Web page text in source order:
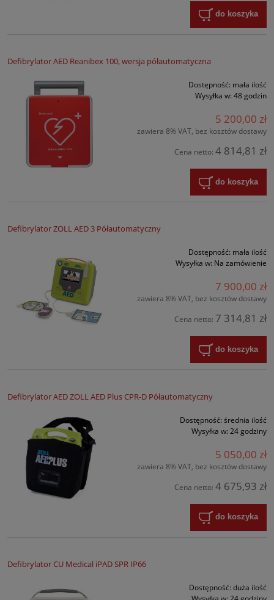
do koszyka
Defibrylator AED Reanibex 100, wersja półautomatyczna
Dostępność: mała ilość
Wysyłka w: 48 godzin
5 200,00 zł
zawiera 8% VAT, bez kosztów dostawy
Cena netto: 4 814,81 zł
do koszyka
Defibrylator ZOLL AED 3 Półautomatyczny
Dostępność: mała ilość
Wysyłka w: Na zamówienie
7 900,00 zł
zawiera 8% VAT, bez kosztów dostawy
Cena netto: 7 314,81 zł
do koszyka
Defibrylator AED ZOLL AED Plus CPR-D Półautomatyczny
Dostępność: średnia ilość
Wysyłka w: 24 godziny
5 050,00 zł
zawiera 8% VAT, bez kosztów dostawy
Cena netto: 4 675,93 zł
do koszyka
Defibrylator CU Medical iPAD SPR IP66
Dostępność: duża ilość